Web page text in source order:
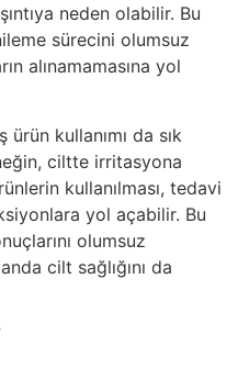
neden olabilir. Bu
sürecini olumsuz
alınamamasına yol
ürün kullanımı da sık
ciltte irritasyona
kullanılması, tedavi
yol açabilir. Bu
olumsuz
cilt sağlığını da